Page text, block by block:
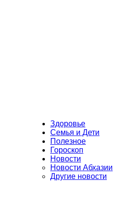
Здоровье
Семья и Дети
Полезное
Гороскоп
Новости
Новости Абхазии
Другие новости